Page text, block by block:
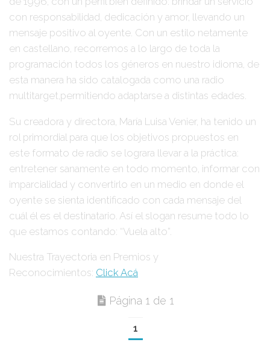
con responsabilidad, dedicación y amor, llevando un
mensaje positivo al oyente. Con un estilo netamente
en castellano, recorremos a lo largo de toda la
programación todos los géneros en nuestro idioma, de
esta manera ha sido catalogada como una radio
multitarget,permitiendo adaptarse a distintas edades.
Su creadora y directora, María Luisa Venier, ha tenido un
rol primordial para que los objetivos propuestos en
este formato de radio se lograra llevar a la práctica:
entretener sanamente en todo momento, informar con
imparcialidad y convertirlo en un medio en donde el
oyente se sienta identificado con cada mensaje del
cuál él es el destinatario. Así el slogan resume todo lo
que estamos contando: “Vuela alto”.
Nuestra Trayectoria en Premios y
Reconocimientos: Click Acá
Página 1 de 1
1